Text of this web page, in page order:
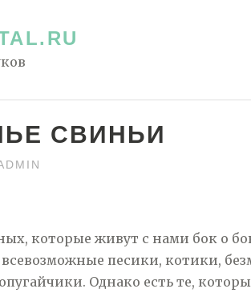
СВИНЬИ
которые живут с нами бок о
всевозможные песики, котики,
Однако есть те,